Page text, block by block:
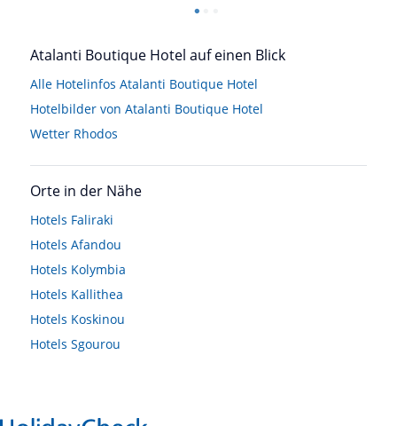
Atalanti Boutique Hotel auf einen Blick
Alle Hotelinfos Atalanti Boutique Hotel
Hotelbilder von Atalanti Boutique Hotel
Wetter Rhodos
Orte in der Nähe
Hotels Faliraki
Hotels Afandou
Hotels Kolymbia
Hotels Kallithea
Hotels Koskinou
Hotels Sgourou